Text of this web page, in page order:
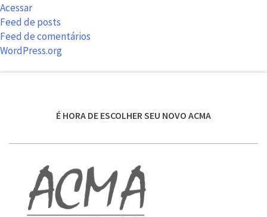
Acessar
Feed de posts
Feed de comentários
WordPress.org
É HORA DE ESCOLHER SEU NOVO ACMA